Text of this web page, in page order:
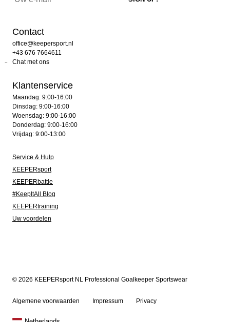
Contact
office@keepersport.nl
+43 676 7664611
Chat met ons
Klantenservice
Maandag: 9:00-16:00
Dinsdag: 9:00-16:00
Woensdag: 9:00-16:00
Donderdag: 9:00-16:00
Vrijdag: 9:00-13:00
Service & Hulp
KEEPERsport
KEEPERbattle
#KeepItAll Blog
KEEPERtraining
Uw voordelen
© 2026 KEEPERsport NL Professional Goalkeeper Sportswear
Algemene voorwaarden Impressum Privacy